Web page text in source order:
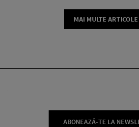
MAI MULTE ARTICOLE
ABONEAZĂ-TE LA